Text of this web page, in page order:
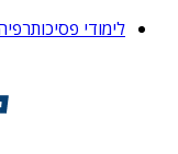
לימודי